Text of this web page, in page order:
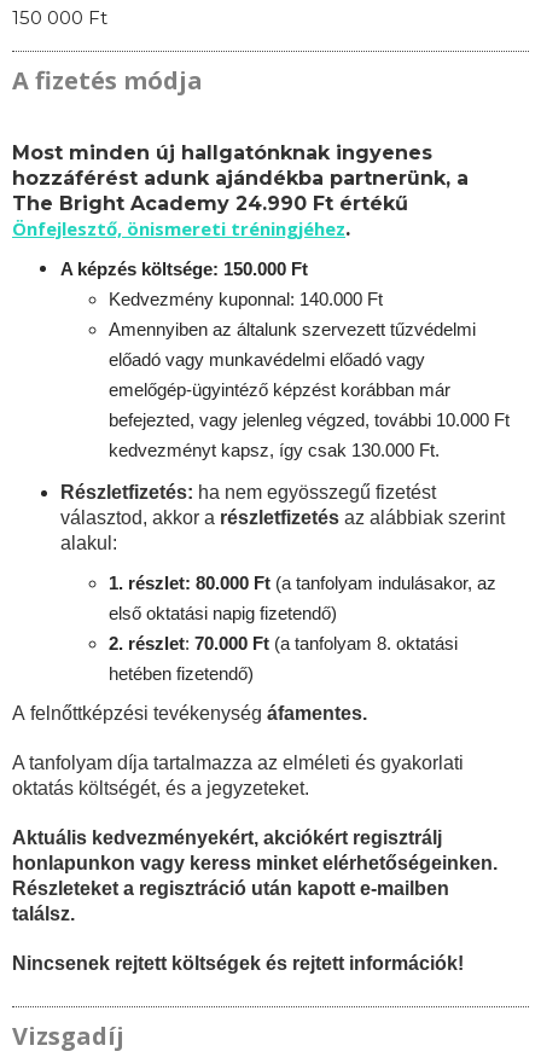
150 000 Ft
A fizetés módja
Most minden új hallgatónknak ingyenes
hozzáférést adunk ajándékba partnerünk, a
The Bright Academy 24.990 Ft értékű
Önfejlesztő, önismereti tréningjéhez.
A képzés költsége: 150.000 Ft
Kedvezmény kuponnal: 140.000 Ft
Amennyiben az általunk szervezett tűzvédelmi
előadó vagy munkavédelmi előadó vagy
emelőgép-ügyintéző képzést korábban már
befejezted, vagy jelenleg végzed, további 10.000 Ft
kedvezményt kapsz, így csak 130.000 Ft.
Részletfizetés: ha nem egyösszegű fizetést
választod, akkor a részletfizetés az alábbiak szerint
alakul:
1. részlet: 80.000 Ft (a tanfolyam indulásakor, az
első oktatási napig fizetendő)
2. részlet: 70.000 Ft (a tanfolyam 8. oktatási
hetében fizetendő)
A felnőttképzési tevékenység áfamentes.
A tanfolyam díja tartalmazza az elméleti és gyakorlati
oktatás költségét, és a jegyzeteket.
Aktuális kedvezményekért, akciókért regisztrálj
honlapunkon vagy keress minket elérhetőségeinken.
Részleteket a regisztráció után kapott e-mailben
találsz.
Nincsenek rejtett költségek és rejtett információk!
Vizsgadíj